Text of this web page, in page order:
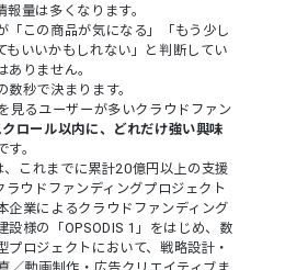
量は多くなります。
「この商品が気になる」「もう少し
もいいかもしれない」と判断してい
ありません。
秒で決まります。
見るユーザーが多いクラウドファン
ロール以内に、どれだけ強い興味
。
これまでに累計20億円以上の支援
ウドファンディングプロジェクト
企業によるクラウドファンディング
設様の「OPSODIS 1」をはじめ、数
プロジェクトにおいて、戦略設計・